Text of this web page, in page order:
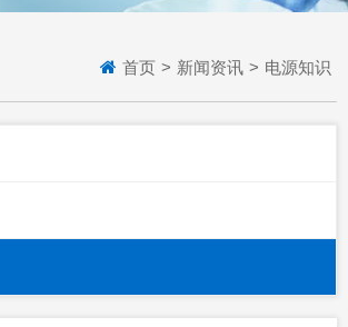
首页 > 新闻资讯 > 电源知识